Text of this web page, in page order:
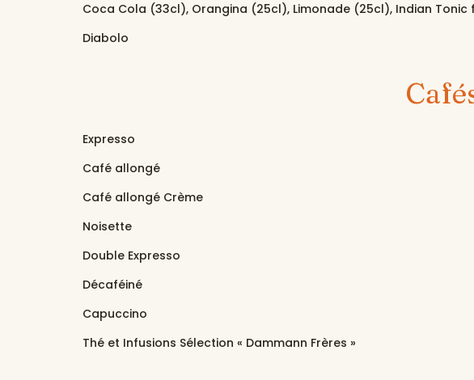
Coca Cola (33cl), Orangina (25cl), Limonade (25cl), Indian
Diabolo
Expresso
Café allongé
Café allongé Crème
Noisette
Double Expresso
Décaféiné
Capuccino
Thé et Infusions Sélection « Dammann Frères »